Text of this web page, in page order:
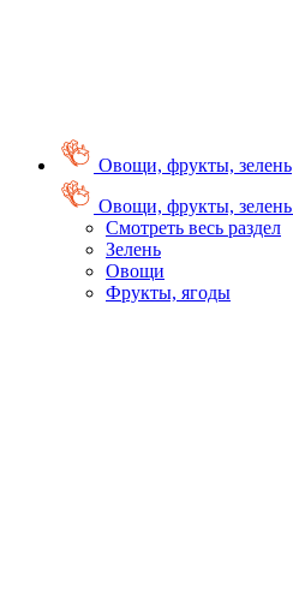
Овощи, фрукты, зелень
Овощи, фрукты, зелень
Смотреть весь раздел
Зелень
Овощи
Фрукты, ягоды